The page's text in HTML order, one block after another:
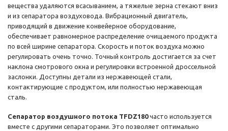
вещества удаляются всасыванием, а тяжелые зерна стекают вниз
и из сепаратора воздуховода. Вибрационный двигатель,
приводящий в движение конвейерное оборудование,
обеспечивает равномерное распределение очищаемого продукта
по всей ширине сепаратора. Скорость и поток воздуха можно
регулировать очень точно. Точный контроль достигается за счет
наклона смотрового окна и регулировки встроенной дроссельной
заслонки. Доступны детали из нержавеющей стали,
контактирующие с продуктом, или полностью нержавеющая
сталь.
Сепаратор воздушного потока TFDZ180часто используется
вместе с другими сепараторами. Это позволяет оптимально